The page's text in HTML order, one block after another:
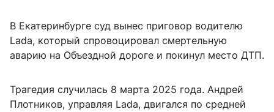
В Екатеринбурге суд вынес приговор водителю
Lada, который спровоцировал смертельную
аварию на Объездной дороге и покинул место ДТП.
Трагедия случилась 8 марта 2025 года. Андрей
Плотников, управляя Lada, двигался по средней